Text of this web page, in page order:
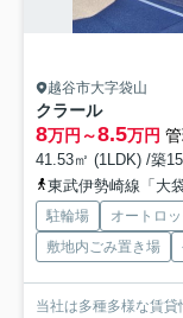
越谷市大字袋山
クラール
8万円～8.5万円
41.53㎡ (1LDK) /築
東武伊勢崎線「大
駐輪場 オートロッ
敷地内ごみ置き場
当社は多種多様な賃